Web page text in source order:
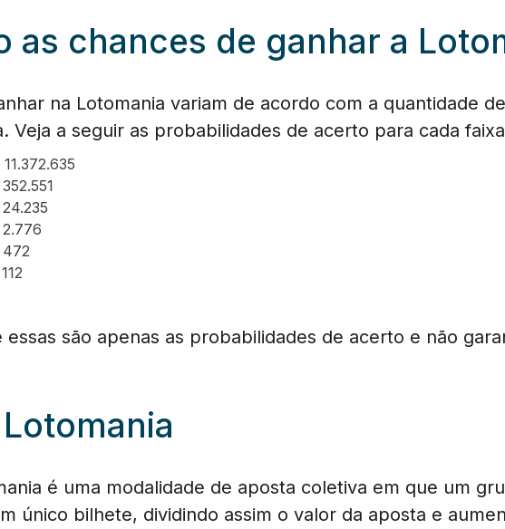
as chances de ganhar a
na Lotomania variam de acordo com a quantidade
Veja a seguir as probabilidades de acerto para cada
472
são apenas as probabilidades de acerto e não
é uma modalidade de aposta coletiva em que um
único bilhete, dividindo assim o valor da aposta e